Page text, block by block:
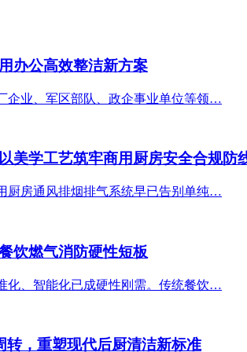
办公高效整洁新方案
企业、军区部队、政企事业单位等领…
美学工艺筑牢商用厨房安全合规防
厨房通风排烟排气系统早已告别单纯…
饮燃气消防硬性短板
化、智能化已成硬性刚需。传统餐饮…
，重塑现代后厨清洁新标准